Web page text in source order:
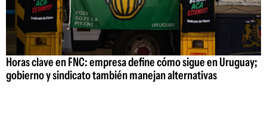
Horas clave en FNC: empresa define cómo sigue en Uruguay;
gobierno y sindicato también manejan alternativas